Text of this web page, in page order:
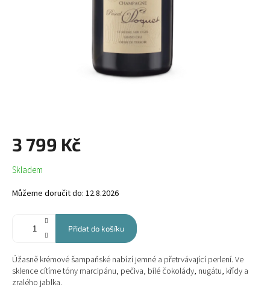
3 799 Kč
Měrná
cena:
Skladem
Můžeme doručit do: 12.8.2026
Přidat do košíku
Úžasně krémové šampaňské nabízí jemné a přetrvávající perlení. Ve
sklence cítíme tóny marcipánu, pečiva, bílé čokolády, nugátu, křídy a
zralého jablka.